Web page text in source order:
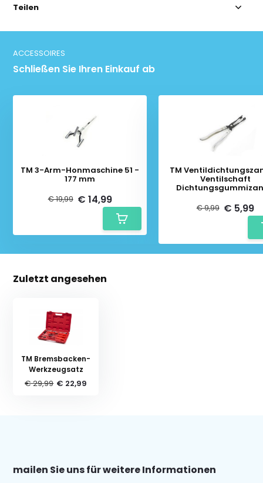
Teilen
ACCESSOIRES
Schließen Sie Ihren Einkauf ab
TM 3-Arm-Honmaschine 51 -
177 mm
€ 19,99 € 14,99
TM
Ventilschaft
€ 9,99 € 5,99
Zuletzt angesehen
TM Bremsbacken-
Werkzeugsatz
€ 29,99 € 22,99
mailen Sie uns für weitere Informationen